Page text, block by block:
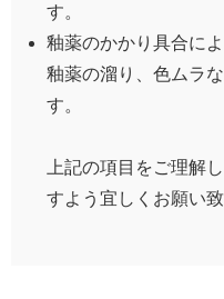
す。
釉薬のかかり具合に
釉薬の溜り、色ムラ
す。
上記の項目をご理解
すよう宜しくお願い致